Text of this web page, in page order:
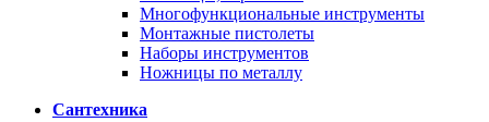
Многофункциональные инструменты
Монтажные пистолеты
Наборы инструментов
Ножницы по металлу
Сантехника